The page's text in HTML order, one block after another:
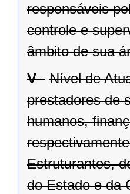
responsáveis
controle e
âmbito de sua
V - Nível de
prestadores de
humanos,
Estruturantes,
do Estado e da